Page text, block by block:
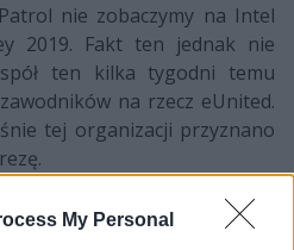
My Personal
nie zobaczymy na Intel
2019. Fakt ten jednak nie
ten kilka tygodni temu
na rzecz eUnited.
tej organizacji przyznano
w wygranych przez siebie
wzięło udział jeszcze na